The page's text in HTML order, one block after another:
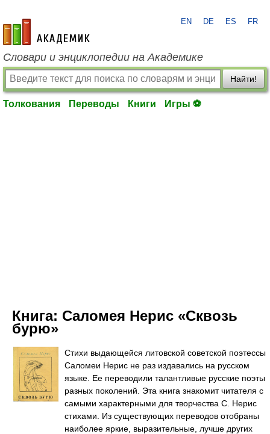
academic.ru
EN DE ES FR
Словари и энциклопедии на Академике
Найти!
Толкования Переводы Книги Игры ⚽
Книга: Саломея Нерис «Сквозь
бурю»
Стихи выдающейся литовской советской поэтессы
Саломеи Нерис не раз издавались на русском
языке. Ее переводили талантливые русские поэты
разных поколений. Эта книга знакомит читателя с
самыми характерными для творчества С. Нерис
стихами. Из существующих переводов отобраны
наиболее яркие, выразительные, лучше других